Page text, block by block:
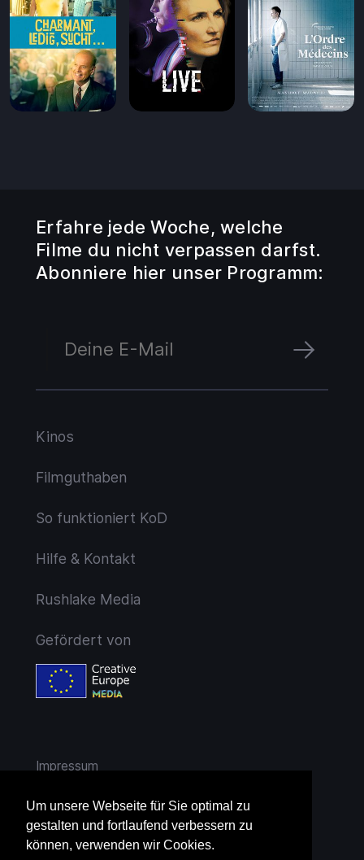
Um unsere Webseite für Sie optimal zu
gestalten und fortlaufend verbessern zu
können, verwenden wir Cookies.
Erfahre jede Woche, welche
Filme du nicht verpassen darfst.
Abonniere hier unser Programm:
Kinos
Filmguthaben
So funktioniert KoD
Hilfe & Kontakt
Rushlake Media
Gefördert von
Impressum
AGB
Widerruf